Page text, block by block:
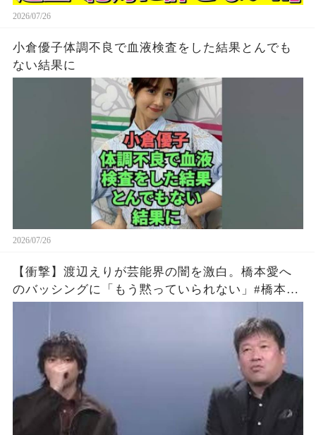
2026/07/26
小倉優子体調不良で血液検査をした結果とんでも
ない結果に
2026/07/26
【衝撃】渡辺えりが芸能界の闇を激白。橋本愛へ
のバッシングに「もう黙っていられない」#橋本愛